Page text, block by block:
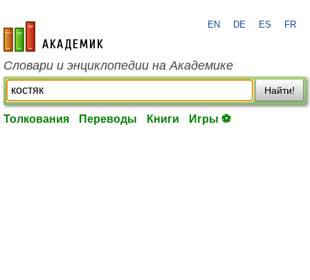
academic.ru
EN DE ES FR
Словари и энциклопедии на Академике
Найти!
Толкования Переводы Книги Игры ⚽